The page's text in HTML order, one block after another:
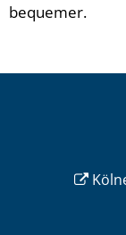
bequemer.